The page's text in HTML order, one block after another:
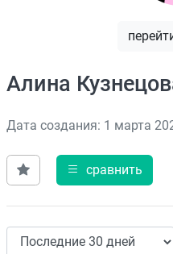
Алина
Дата создания: 1 марта
сравнить